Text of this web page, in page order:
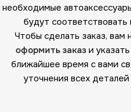
необходимые
будут
Чтобы сделать заказ, вам
оформить заказ и
ближайшее время с вами
уточнения всех